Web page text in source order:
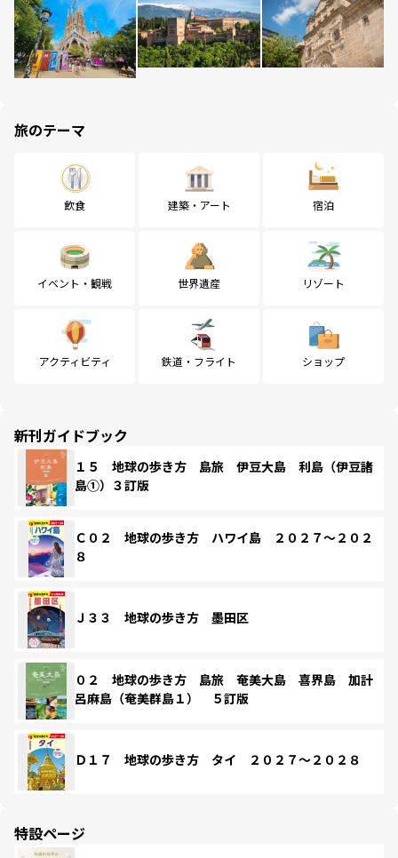
旅のテーマ
飲食 建築・アート 宿泊
イベント・観戦 世界遺産 リゾート
アクティビティ 鉄道・フライト ショップ
新刊ガイドブック
１５ 地球の歩き方 島旅 伊豆大島 利島（伊豆諸
島①）３訂版
Ｃ０２ 地球の歩き方 ハワイ島 ２０２７～２０２
８
Ｊ３３ 地球の歩き方 墨田区
０２ 地球の歩き方 島旅 奄美大島 喜界島 加計
呂麻島（奄美群島１） ５訂版
Ｄ１７ 地球の歩き方 タイ ２０２７～２０２８
特設ページ